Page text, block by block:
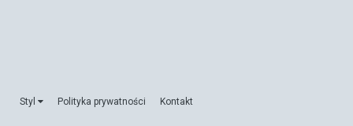
Styl Polityka prywatności Kontakt